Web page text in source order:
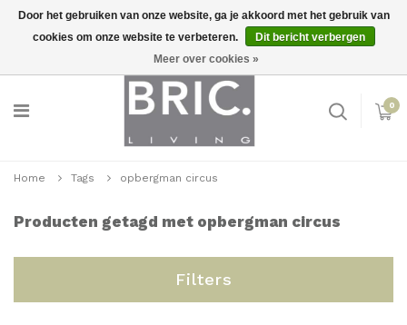
Inloggen
0
Home Tags opbergman circus
Producten getagd met opbergman circus
Filters
Door het gebruiken van onze website, ga je akkoord met het gebruik van
cookies om onze website te verbeteren.
Dit bericht verbergen
Meer over cookies »